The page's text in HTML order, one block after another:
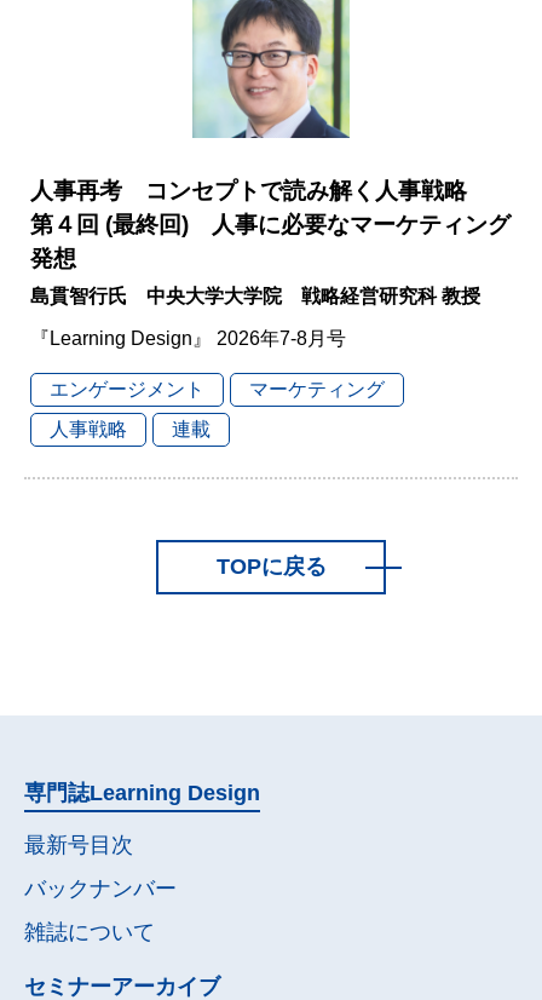
人事再考 コンセプトで読み解く人事戦略
第４回 (最終回) 人事に必要なマーケティング
発想
島貫智行氏 中央大学大学院 戦略経営研究科 教授
『Learning Design』 2026年7-8月号
エンゲージメント
マーケティング
人事戦略
連載
TOPに戻る
専門誌Learning Design
最新号目次
バックナンバー
雑誌について
セミナーアーカイブ